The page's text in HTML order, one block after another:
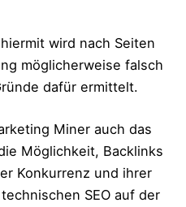
wird nach Seiten
möglicherweise falsch
dafür ermittelt.
Miner auch das
Möglichkeit, Backlinks
Konkurrenz und ihrer
SEO auf der